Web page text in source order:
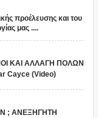
προέλευσης και του
μας ....
ΚΑΙ ΑΛΛΑΓΗ ΠΟΛΩΝ
Cayce (Video)
; ΑΝΕΞΗΓΗΤΗ